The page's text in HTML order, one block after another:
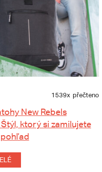
1539x přečteno
New Rebels
ktorý si zamilujete